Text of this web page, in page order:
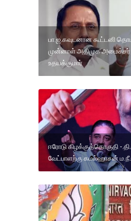
பா.ஜ.கவுடனான கூட்டனி
முன்னாள் அதிமுக அமைச்சர்
உதயக்குமார்
ஈரோடு கிழக்குத்தொகுதி -
வேட்பாளற்கு கமல்ஹாசன்